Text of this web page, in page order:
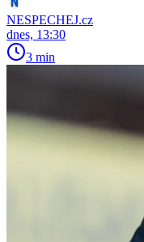
NESPECHEJ.cz
dnes, 13:30
3 min